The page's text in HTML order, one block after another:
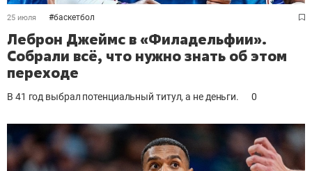
25 июля #баскетбол
Леброн Джеймс в «Филадельфии».
Собрали всё, что нужно знать об этом
переходе
В 41 год выбрал потенциальный титул, а не деньги. 0